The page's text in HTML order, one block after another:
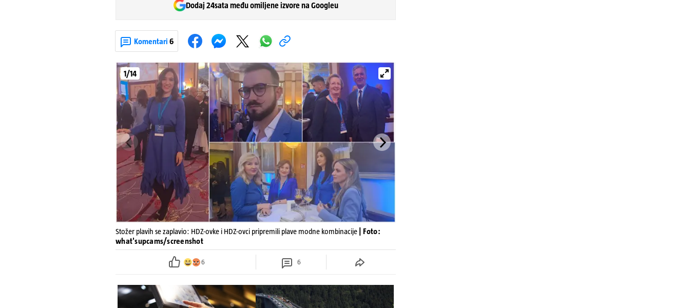
Dodaj 24sata među omiljene izvore na Googleu
Komentari 6
1/14
Stožer plavih se zaplavio: HDZ-ovke i HDZ-ovci pripremili plave modne kombinacije
| Foto:
what'supcams/screenshot
6 6